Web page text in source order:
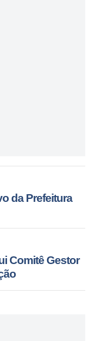
da Prefeitura
Comitê Gestor